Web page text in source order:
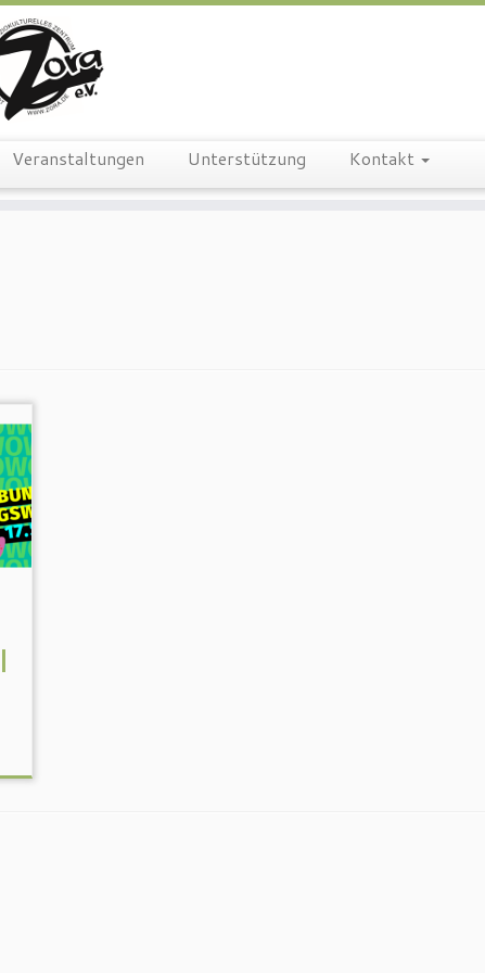
Veranstaltungen Unterstützung Kontakt